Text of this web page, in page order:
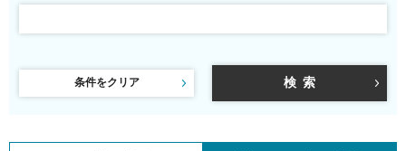
条件をクリア